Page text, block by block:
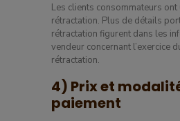
Les clients consommateurs
rétractation. Plus de détails
rétractation figurent dans les
vendeur concernant l’exercice
rétractation.
4) Prix et
paiement